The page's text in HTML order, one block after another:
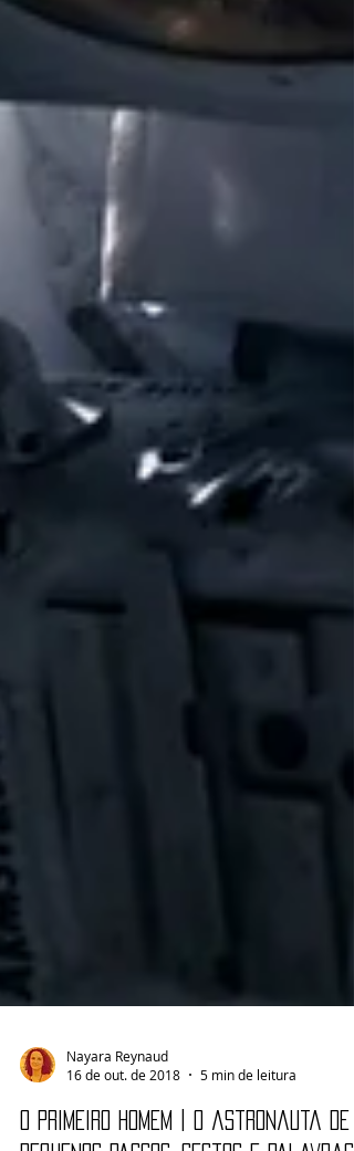
16 de out. de 2018
5 min de leitura